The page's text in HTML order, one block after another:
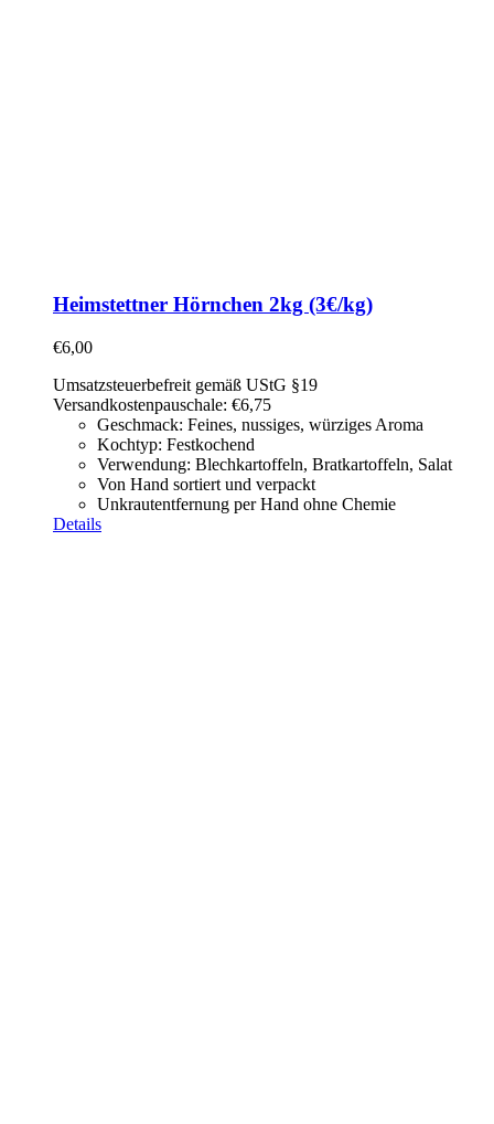
Heimstettner Hörnchen 2kg (3€/kg)
€6,00
Umsatzsteuerbefreit gemäß UStG §19
Versandkostenpauschale: €6,75
Geschmack: Feines, nussiges, würziges Aroma
Kochtyp: Festkochend
Verwendung: Blechkartoffeln, Bratkartoffeln, Salat
Von Hand sortiert und verpackt
Unkrautentfernung per Hand ohne Chemie
Details